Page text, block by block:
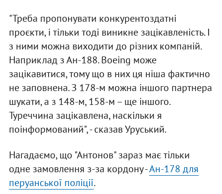
"Треба пропонувати конкурентоздатні
проєкти, і тільки тоді виникне зацікавленість. І
з ними можна виходити до різних компаній.
Наприклад з Ан-188. Boeing може
зацікавитися, тому що в них ця ніша фактично
не заповнена. З 178-м можна іншого партнера
шукати, а з 148-м, 158-м – ще іншого.
Туреччина зацікавлена, наскільки я
поінформований", - сказав Уруський.
Нагадаємо, що "Антонов" зараз має тільки
одне замовлення з-за кордону -Ан-178 для
перуанської поліції.